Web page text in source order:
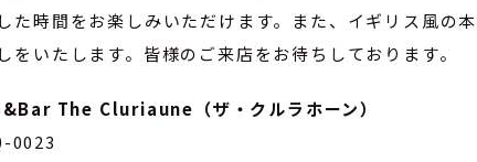
時間をお楽しみいただけます。また、イギリス風の
いたします。皆様のご来店をお待ちしております。
The Cluriaune（ザ・クルラホーン）
0023